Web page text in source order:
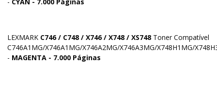
LEXMARK C746 / C748 / X746 / X748 / XS748 Toner Compatível
C746A1MG/X746A1MG/X746A2MG/X746A3MG/X748H1MG/
- MAGENTA - 7.000 Páginas